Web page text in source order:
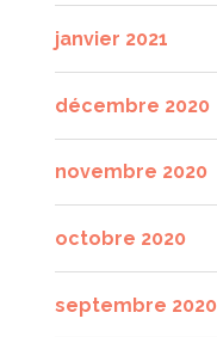
janvier 2021
décembre 2020
novembre 2020
octobre 2020
septembre 2020